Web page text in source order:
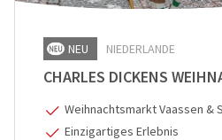
NEU NIEDERLANDE
CHARLES DICKENS
Weihnachtsmarkt Vaassen &
Einzigartiges Erlebnis